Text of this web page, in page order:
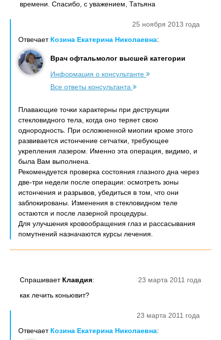
времени. Спасибо, с уважением, Татьяна
25 ноября 2013 года
Отвечает Козина Екатерина Николаевна:
Врач офтальмолог высшей категории
Информация о консультанте
Все ответы консультанта
Плавающие точки характерны при деструкции
стекловидного тела, когда оно теряет свою
однородность. При осложненной миопии кроме этого
развивается истончение сетчатки, требующее
укрепления лазером. Именно эта операция, видимо, и
была Вам выполнена.
Рекомендуется проверка состояния глазного дна через
две-три недели после операции: осмотреть зоны
истончения и разрывов, убедиться в том, что они
заблокированы. Изменения в стекловидном теле
остаются и после лазерной процедуры.
Для улучшения кровообращения глаз и рассасывания
помутнений назначаются курсы лечения.
23 марта 2011 года
Спрашивает Клавдия:
как лечить коньювит?
23 марта 2011 года
Отвечает Козина Екатерина Николаевна: